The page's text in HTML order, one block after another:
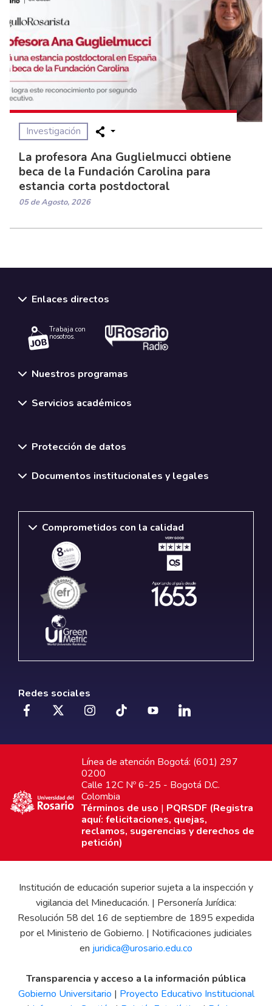
Investigación
La profesora Ana Guglielmucci obtiene
beca de la Fundación Carolina para
estancia corta postdoctoral
05 de Agosto, 2026
Enlaces directos
Trabaja con
nosotros.
Nuestros programas
Servicios académicos
Protección de datos
Documentos institucionales y legales
Comprometidos con la calidad
Redes sociales
Línea de atención Bogotá: (601) 297
0200
Calle 12C Nº 6-25 - Bogotá D.C.
Colombia
Términos de uso | PQRSDF (Registra
aquí: felicitaciones, quejas,
reclamos, sugerencias y derechos de
petición)
Institución de educación superior sujeta a la inspección y
vigilancia del Mineducación. | Personería Jurídica:
Resolución 58 del 16 de septiembre de 1895 expedida
por el Ministerio de Gobierno. | Notificaciones judiciales
en juridica@urosario.edu.co
Transparencia y acceso a la información pública
Gobierno Universitario | Proyecto Educativo Institucional